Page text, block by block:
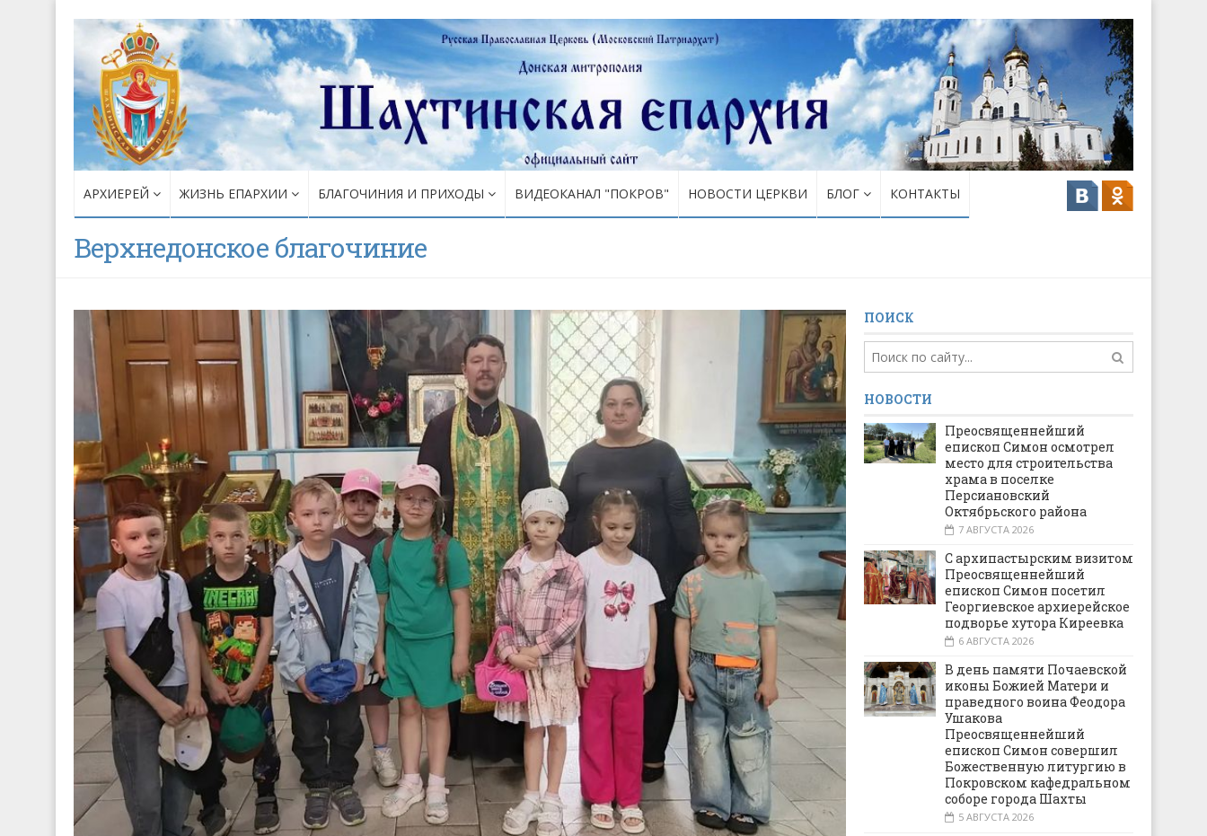
АРХИЕРЕЙ ЖИЗНЬ ЕПАРХИИ БЛАГОЧИНИЯ И ПРИХОДЫ ВИДЕОКАНАЛ "ПОКРОВ" НОВОСТИ ЦЕРКВИ БЛОГ КОНТАКТЫ
Верхнедонское благочиние
ПОИСК
НОВОСТИ
Преосвященнейший
епископ Симон осмотрел
место для строительства
храма в поселке
Персиановский
Октябрьского района
7 АВГУСТА 2026
С архипастырским визитом
Преосвященнейший
епископ Симон посетил
Георгиевское архиерейское
подворье хутора Киреевка
6 АВГУСТА 2026
В день памяти Почаевской
иконы Божией Матери и
праведного воина Феодора
Ушакова
Преосвященнейший
епископ Симон совершил
Божественную литургию в
Покровском кафедральном
соборе города Шахты
5 АВГУСТА 2026